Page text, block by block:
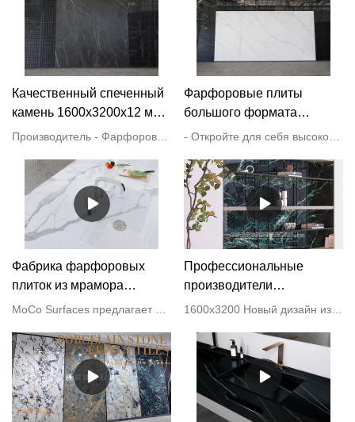
Качественный спеченный
камень 1600x3200x12 мм
Производитель | МОКО
Фарфоровые плиты
большого формата
1600x3200x12 мм по
производители из Китая |
МОКО Фарфоровые плиты
Фабрика фарфоровых
плиток из мрамора
лучшего качества
Профессиональные
производители
керамогранита под
1600x3200 мм